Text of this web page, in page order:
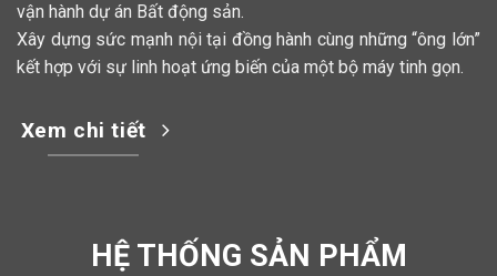
vận hành dự án Bất động sản.
Xây dựng sức mạnh nội tại đồng hành cùng những “ông lớn”
kết hợp với sự linh hoạt ứng biến của một bộ máy tinh gọn.
Xem chi tiết
HỆ THỐNG SẢN PHẨM